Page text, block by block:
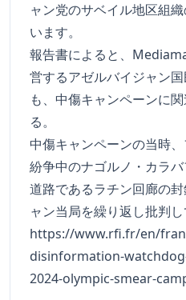
ャン党のサベイル地区組
います。
報告書によると、
営するアゼルバイジャン
も、中傷キャンペーンに
る。
中傷キャンペーンの当時
紛争中のナゴルノ・カラ
道路であるラチン回廊の
ャン当局を繰り返し批判し
https://www.rfi.fr/en/
disinformation-
2024-olympic-smear-